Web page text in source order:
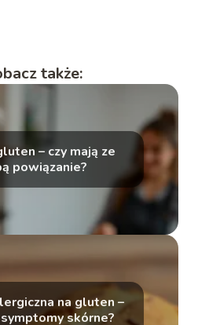
także:
– czy mają ze
powiązanie?
na gluten –
skórne?